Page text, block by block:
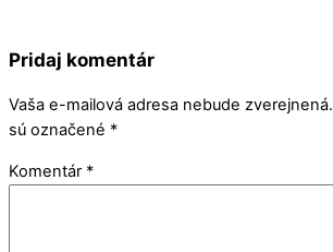
Pridaj komentár
Vaša e-mailová adresa nebude zverejnená.
sú označené *
Komentár *